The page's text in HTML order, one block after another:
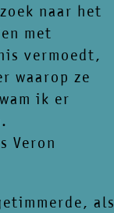
naar het
met
vermoedt,
waarop ze
ik er
Veron
als